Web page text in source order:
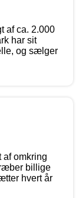
af ca. 2.000
har sit
og sælger
af omkring
billige
hvert år